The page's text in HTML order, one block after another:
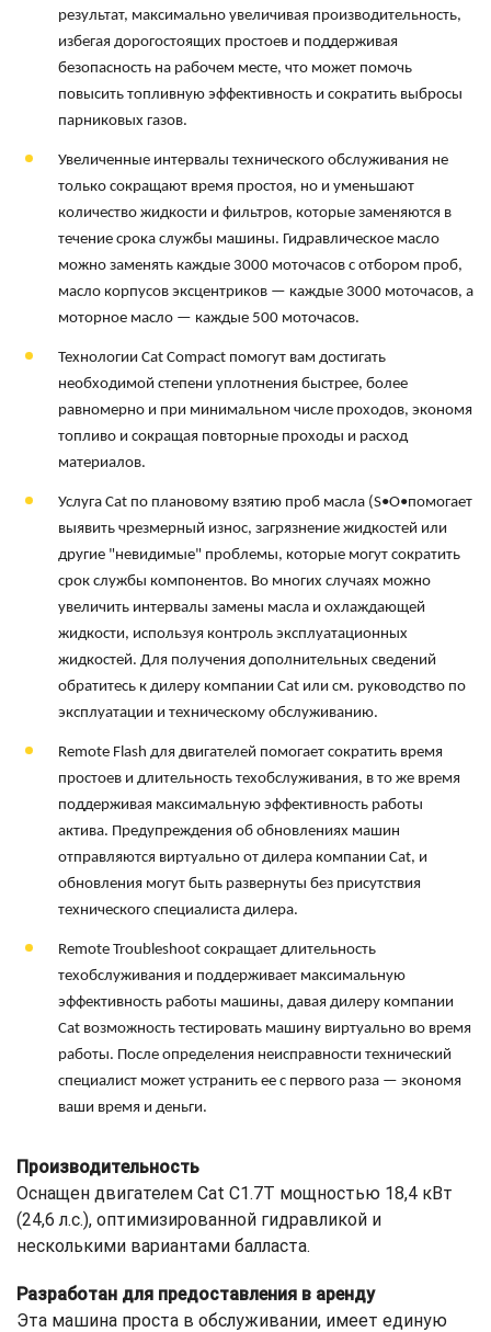
результат, максимально увеличивая производительность,
избегая дорогостоящих простоев и поддерживая
безопасность на рабочем месте, что может помочь
повысить топливную эффективность и сократить выбросы
парниковых газов.
Увеличенные интервалы технического обслуживания не
только сокращают время простоя, но и уменьшают
количество жидкости и фильтров, которые заменяются в
течение срока службы машины. Гидравлическое масло
можно заменять каждые 3000 моточасов с отбором проб,
масло корпусов эксцентриков — каждые 3000 моточасов, а
моторное масло — каждые 500 моточасов.
Технологии Cat Compact помогут вам достигать
необходимой степени уплотнения быстрее, более
равномерно и при минимальном числе проходов, экономя
топливо и сокращая повторные проходы и расход
материалов.
Услуга Cat по плановому взятию проб масла (S•O•помогает
выявить чрезмерный износ, загрязнение жидкостей или
другие "невидимые" проблемы, которые могут сократить
срок службы компонентов. Во многих случаях можно
увеличить интервалы замены масла и охлаждающей
жидкости, используя контроль эксплуатационных
жидкостей. Для получения дополнительных сведений
обратитесь к дилеру компании Cat или см. руководство по
эксплуатации и техническому обслуживанию.
Remote Flash для двигателей помогает сократить время
простоев и длительность техобслуживания, в то же время
поддерживая максимальную эффективность работы
актива. Предупреждения об обновлениях машин
отправляются виртуально от дилера компании Cat, и
обновления могут быть развернуты без присутствия
технического специалиста дилера.
Remote Troubleshoot сокращает длительность
техобслуживания и поддерживает максимальную
эффективность работы машины, давая дилеру компании
Cat возможность тестировать машину виртуально во время
работы. После определения неисправности технический
специалист может устранить ее с первого раза — экономя
ваши время и деньги.
Производительность
Оснащен двигателем Cat C1.7T мощностью 18,4 кВт
(24,6 л.с.), оптимизированной гидравликой и
несколькими вариантами балласта.
Разработан для предоставления в аренду
Эта машина проста в обслуживании, имеет единую